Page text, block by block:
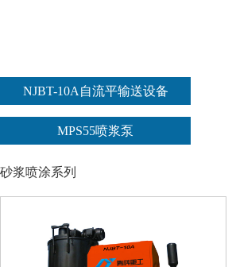
NJBT-10A自流平输送设备
MPS55喷浆泵
砂浆喷涂系列